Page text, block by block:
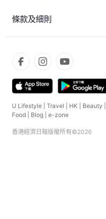
條款及細則
U Lifestyle Travel HK Beauty
Food
Blog e-zone
香港經濟日報版權所有©2026